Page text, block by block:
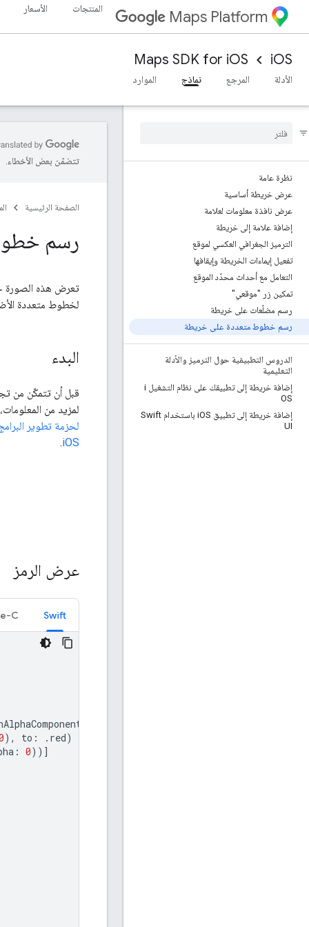
Maps Platform المنتجات الأسعار
iOS
Maps SDK for iOS
الأدلة
المرجع نماذج الموارد
نظرة عامة
عرض خريطة أساسية
عرض نافذة معلومات لعلامة
إضافة علامة إلى خريطة
الترميز الجغرافي العكسي لموقع
تفعيل إيماءات الخريطة وإيقافها
التعامل مع أحداث محدّد الموقع
تمكين زر "موقعي"
رسم مضلّعات على خريطة
رسم خطوط متعددة على خريطة
الدروس التطبيقية حول الترميز والأدلة
التعليمية
إضافة خريطة إلى تطبيقك على نظام التشغيل i
OS
إضافة خريطة إلى تطبيق i OS باستخدام Swift
UI
تتضمّن بعض الأخطاء.
الصفحة الرئيسية
رسم
تعرض هذه الصورة
لخطوط متعددة
البدء
قبل أن تتمكّن من
لمزيد من
iOS
.
عرض الرمز
Swift
C
), to : . red)
: 0))]